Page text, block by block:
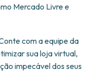
Mercado Livre e
com a equipe da
sua loja virtual,
impecável dos seus